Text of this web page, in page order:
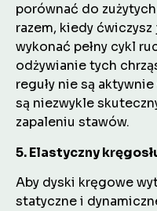
porównać do
razem, kiedy
wykonać pełny cykl
odżywianie tych
reguły nie są
są niezwykle
zapaleniu stawów.
5. Elastyczny
Aby dyski kręgowe
statyczne i